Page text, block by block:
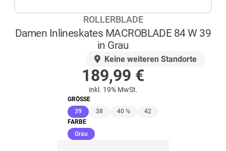
ROLLERBLADE
Damen Inlineskates MACROBLADE 84 W 39
in Grau
Keine weiteren Standorte
189,99 €
inkl. 19% MwSt.
GRÖSSE
39(ausgewählt)
38 40 ½
42
FARBE
Grau(ausgewählt)